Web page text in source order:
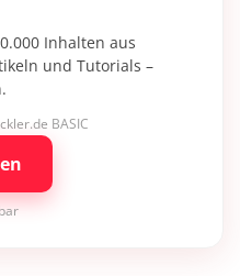
Inhalten aus
und Tutorials –
BASIC